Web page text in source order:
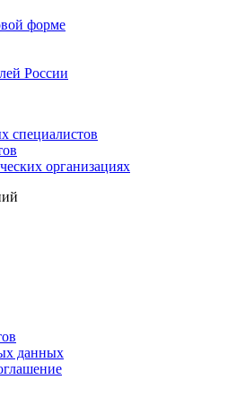
форме
России
специалистов
организациях
данных